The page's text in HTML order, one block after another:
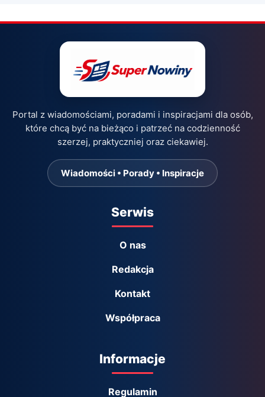
Portal z wiadomościami, poradami i inspiracjami dla osób,
które chcą być na bieżąco i patrzeć na codzienność
szerzej, praktyczniej oraz ciekawiej.
Wiadomości • Porady • Inspiracje
Serwis
O nas
Redakcja
Kontakt
Współpraca
Informacje
Regulamin